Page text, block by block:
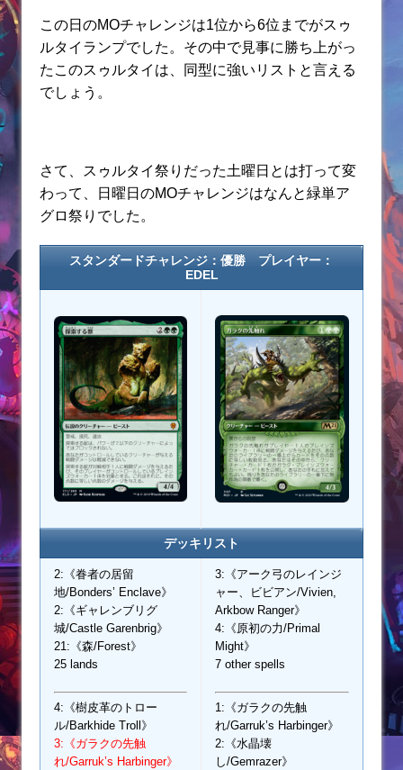
この日のMOチャレンジは1位から6位までがスゥ
ルタイランプでした。その中で見事に勝ち上がっ
たこのスゥルタイは、同型に強いリストと言える
でしょう。
さて、スゥルタイ祭りだった土曜日とは打って変
わって、日曜日のMOチャレンジはなんと緑単ア
グロ祭りでした。
スタンダードチャレンジ：優勝 プレイヤー：
EDEL
デッキリスト
2:《眷者の居留
地/Bonders’ Enclave》
2:《ギャレンブリグ
城/Castle Garenbrig》
21:《森/Forest》
25 lands
4:《樹皮革のトロー
ル/Barkhide Troll》
3:《ガラクの先触
れ/Garruk’s Harbinger》
3:《アーク弓のレインジ
ャー、ビビアン/Vivien,
Arkbow Ranger》
4:《原初の力/Primal
Might》
7 other spells
1:《ガラクの先触
れ/Garruk’s Harbinger》
2:《水晶壊
し/Gemrazer》